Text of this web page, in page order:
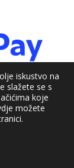
iskustvo na
slažete se s
koje
možete